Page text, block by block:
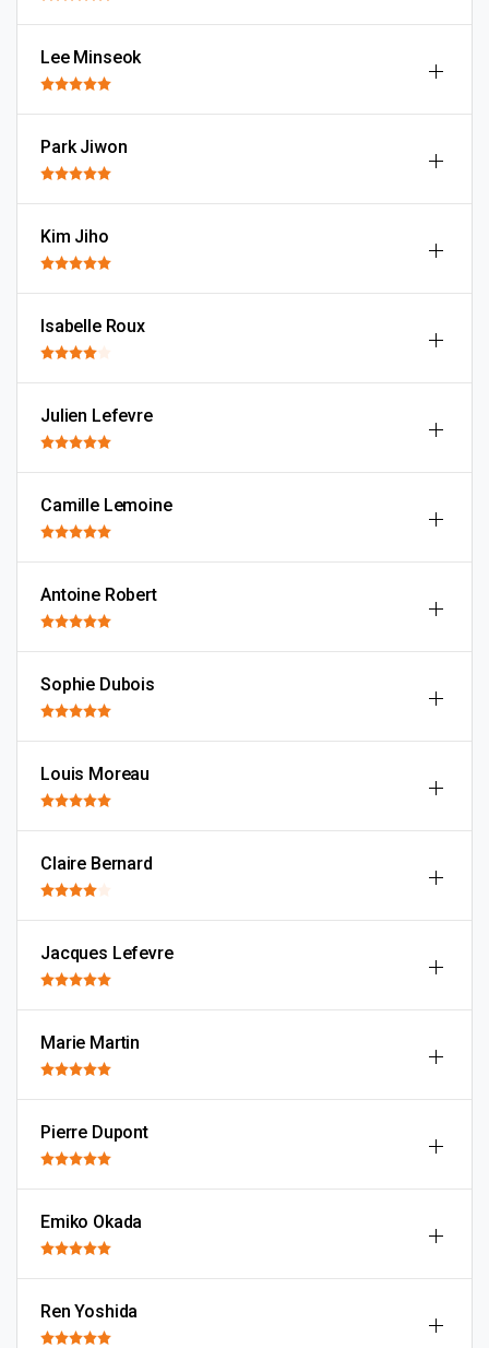
Lee Minseok
Park Jiwon
Kim Jiho
Isabelle Roux
Julien Lefevre
Camille Lemoine
Antoine Robert
Sophie Dubois
Louis Moreau
Claire Bernard
Jacques Lefevre
Marie Martin
Pierre Dupont
Emiko Okada
Ren Yoshida